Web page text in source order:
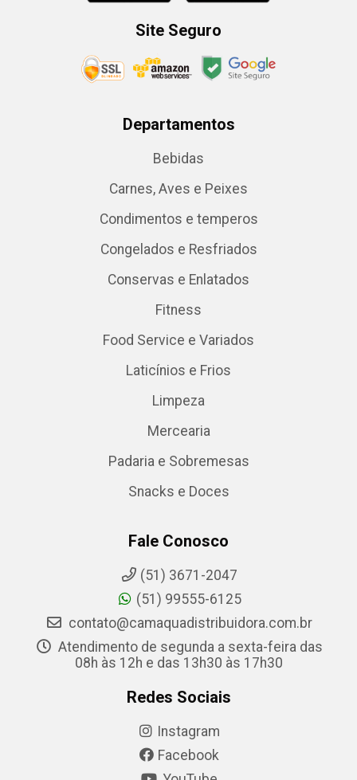
Site Seguro
Departamentos
Bebidas
Carnes, Aves e Peixes
Condimentos e temperos
Congelados e Resfriados
Conservas e Enlatados
Fitness
Food Service e Variados
Laticínios e Frios
Limpeza
Mercearia
Padaria e Sobremesas
Snacks e Doces
Fale Conosco
(51) 3671-2047
(51) 99555-6125
contato@camaquadistribuidora.com.br
Atendimento de segunda a sexta-feira das
08h às 12h e das 13h30 às 17h30
Redes Sociais
Instagram
Facebook